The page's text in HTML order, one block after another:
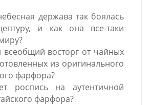
держава так боялась
и как она все-таки
всеобщий восторг от чайных
из оригинального
фарфора?
роспись на аутентичной
фарфора?